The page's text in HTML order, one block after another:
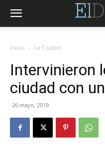
Inicio La Ciudad
Intervinieron
ciudad con
26 mayo, 2019